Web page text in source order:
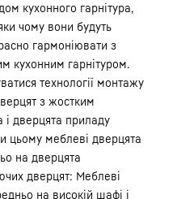
кухонного гарнітура,
чому вони будуть
гармоніювати з
кухонним гарнітуром.
технології монтажу
з жостким
і дверцята приладу
цьому меблеві дверцята
на дверцята
дверцят: Меблеві
на високій шафі і